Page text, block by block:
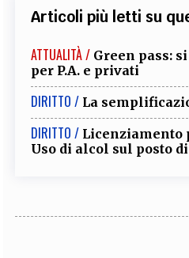
Articoli più letti su
ATTUALITÀ / Green pass:
per P.A. e privati
DIRITTO / La
DIRITTO / Licenziamento
Uso di alcol sul posto